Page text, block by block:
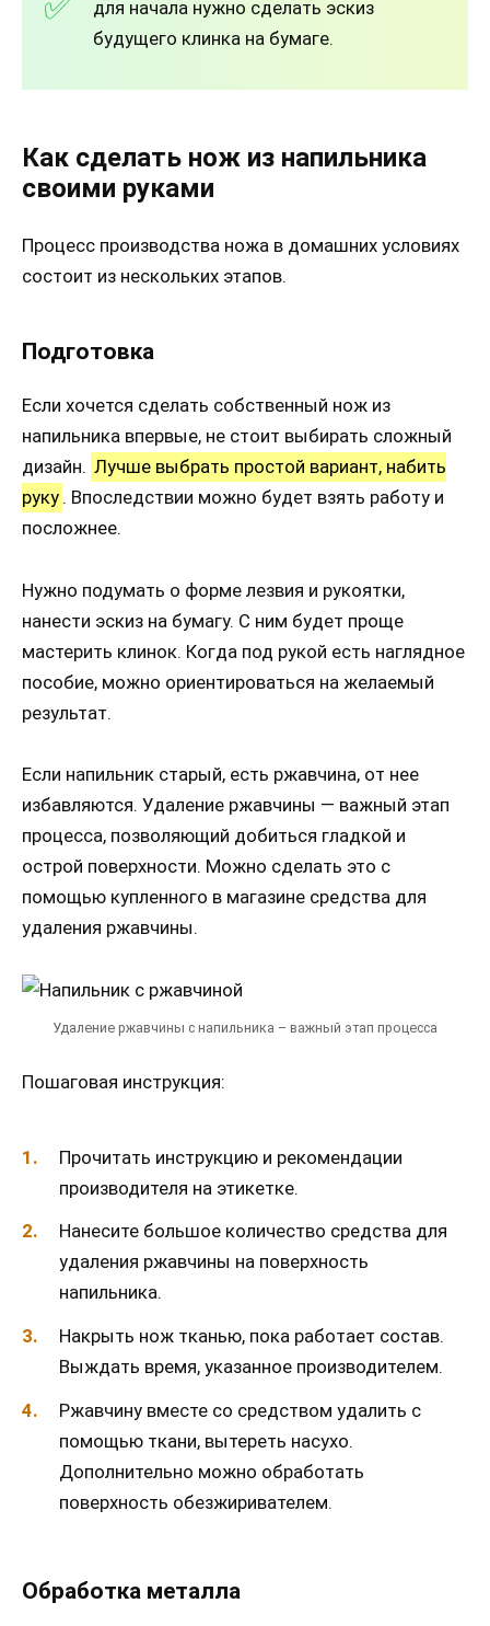
для начала нужно сделать эскиз
будущего клинка на бумаге.
Как сделать нож из напильника
своими руками
Процесс производства ножа в домашних условиях
состоит из нескольких этапов.
Подготовка
Если хочется сделать собственный нож из
напильника впервые, не стоит выбирать сложный
дизайн. Лучше выбрать простой вариант, набить
руку . Впоследствии можно будет взять работу и
посложнее.
Нужно подумать о форме лезвия и рукоятки,
нанести эскиз на бумагу. С ним будет проще
мастерить клинок. Когда под рукой есть наглядное
пособие, можно ориентироваться на желаемый
результат.
Если напильник старый, есть ржавчина, от нее
избавляются. Удаление ржавчины — важный этап
процесса, позволяющий добиться гладкой и
острой поверхности. Можно сделать это с
помощью купленного в магазине средства для
удаления ржавчины.
Удаление ржавчины с напильника – важный этап процесса
Пошаговая инструкция:
Прочитать инструкцию и рекомендации
производителя на этикетке.
Нанесите большое количество средства для
удаления ржавчины на поверхность
напильника.
Накрыть нож тканью, пока работает состав.
Выждать время, указанное производителем.
Ржавчину вместе со средством удалить с
помощью ткани, вытереть насухо.
Дополнительно можно обработать
поверхность обезжиривателем.
Обработка металла